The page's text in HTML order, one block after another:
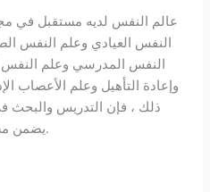
عالم النفس لديه مستقبل في
النفس العيادي وعلم النفس
النفس المدرسي وعلم
وإعادة التأهيل وعلم الأعصاب
ذلك ، فإن التدريس والبحث
يضمن مستقبلًا واعدًا لطلاب علم النفس.